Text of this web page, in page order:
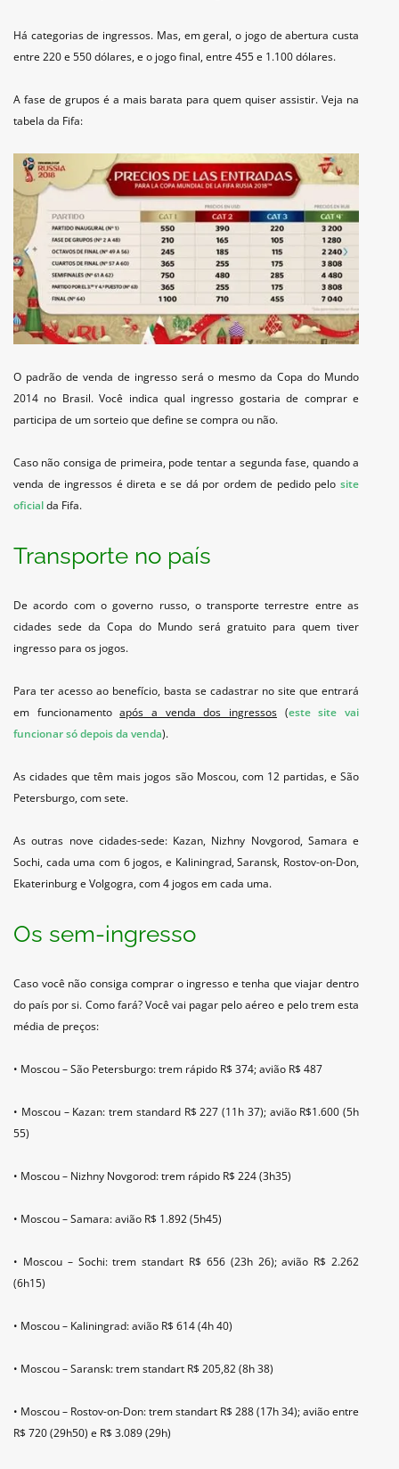
Há categorias de ingressos. Mas, em geral, o jogo de abertura custa
entre 220 e 550 dólares, e o jogo final, entre 455 e 1.100 dólares.
A fase de grupos é a mais barata para quem quiser assistir. Veja na
tabela da Fifa:
O padrão de venda de ingresso será o mesmo da Copa do Mundo
2014 no Brasil. Você indica qual ingresso gostaria de comprar e
participa de um sorteio que define se compra ou não.
Caso não consiga de primeira, pode tentar a segunda fase, quando a
venda de ingressos é direta e se dá por ordem de pedido pelo site
oficialda Fifa.
Transporte no país
De acordo com o governo russo, o transporte terrestre entre as
cidades sede da Copa do Mundo será gratuito para quem tiver
ingresso para os jogos.
Para ter acesso ao benefício, basta se cadastrar no site que entrará
em funcionamentoapós a venda dos ingressos (este site vai
funcionar só depois da venda).
As cidades que têm mais jogos são Moscou, com 12 partidas, e São
Petersburgo, com sete.
As outras nove cidades-sede: Kazan, Nizhny Novgorod, Samara e
Sochi, cada uma com 6 jogos, e Kaliningrad, Saransk, Rostov-on-Don,
Ekaterinburg e Volgogra, com 4 jogos em cada uma.
Os sem-ingresso
Caso você não consiga comprar o ingresso e tenha que viajar dentro
do país por si. Como fará? Você vai pagar pelo aéreo e pelo trem esta
média de preços:
• Moscou – São Petersburgo: trem rápido R$ 374; avião R$ 487
• Moscou – Kazan: trem standard R$ 227 (11h 37); avião R$1.600 (5h
55)
• Moscou – Nizhny Novgorod: trem rápido R$ 224 (3h35)
• Moscou – Samara: avião R$ 1.892 (5h45)
• Moscou – Sochi: trem standart R$ 656 (23h 26); avião R$ 2.262
(6h15)
• Moscou – Kaliningrad: avião R$ 614 (4h 40)
• Moscou – Saransk: trem standart R$ 205,82 (8h 38)
• Moscou – Rostov-on-Don: trem standart R$ 288 (17h 34); avião entre
R$ 720 (29h50) e R$ 3.089 (29h)